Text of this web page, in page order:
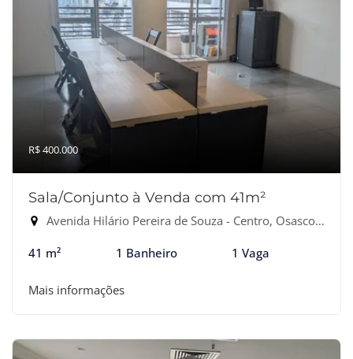
R$ 400.000
Sala/Conjunto à Venda com 41m²
Avenida Hilário Pereira de Souza - Centro, Osasco-SP
41 m² 1 Banheiro 1 Vaga
Mais informações